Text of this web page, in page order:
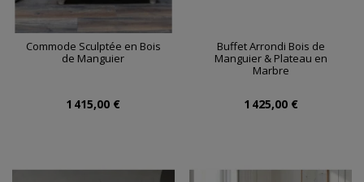
Commode Sculptée en Bois
de Manguier
1 415,00 €
Buffet Arrondi Bois de
Manguier & Plateau en
Marbre
1 425,00 €